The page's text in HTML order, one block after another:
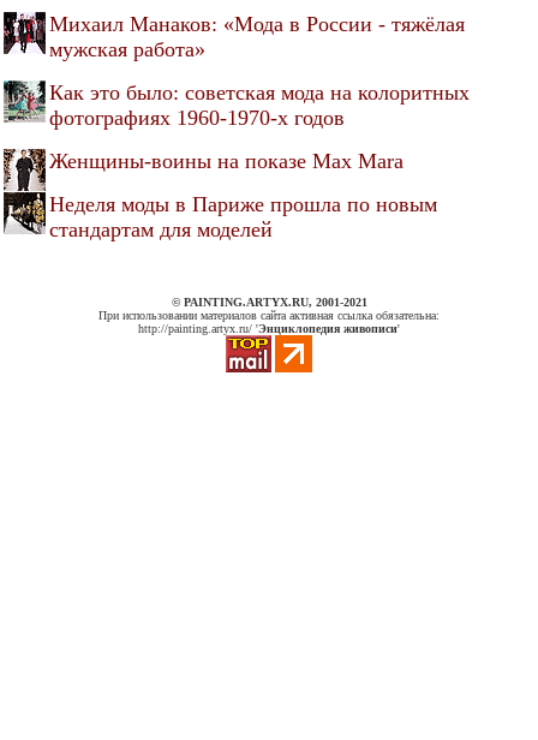
Михаил Манаков: «Мода в России - тяжёлая
мужская работа»
Как это было: советская мода на колоритных
фотографиях 1960-1970-х годов
Женщины-воины на показе Max Mara
Неделя моды в Париже прошла по новым
стандартам для моделей
© PAINTING.ARTYX.RU, 2001-2021
При использовании материалов сайта активная ссылка обязательна:
http://painting.artyx.ru/ 'Энциклопедия живописи'